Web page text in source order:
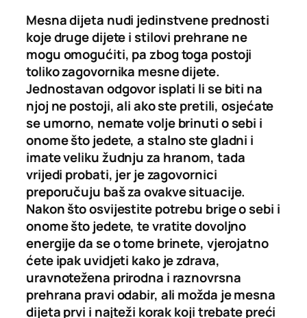
Mesna dijeta nudi jedinstvene prednosti
koje druge dijete i stilovi prehrane ne
mogu omogućiti, pa zbog toga postoji
toliko zagovornika mesne dijete.
Jednostavan odgovor isplati li se biti na
njoj ne postoji, ali ako ste pretili, osjećate
se umorno, nemate volje brinuti o sebi i
onome što jedete, a stalno ste gladni i
imate veliku žudnju za hranom, tada
vrijedi probati, jer je zagovornici
preporučuju baš za ovakve situacije.
Nakon što osvijestite potrebu brige o sebi i
onome što jedete, te vratite dovoljno
energije da se o tome brinete, vjerojatno
ćete ipak uvidjeti kako je zdrava,
uravnotežena prirodna i raznovrsna
prehrana pravi odabir, ali možda je mesna
dijeta prvi i najteži korak koji trebate preći